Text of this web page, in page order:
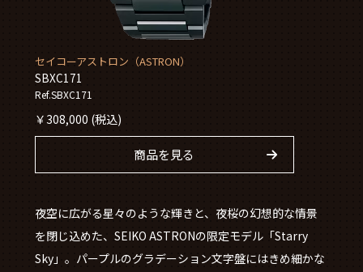
セイコーアストロン（ASTRON）
SBXC171
Ref.SBXC171
￥308,000 (税込)
商品を見る
夜空に広がる星々のような輝きと、夜桜の幻想的な情景
を閉じ込めた、SEIKO ASTRONの限定モデル「Starry
Sky」。パープルのグラデーション文字盤にはきめ細かな